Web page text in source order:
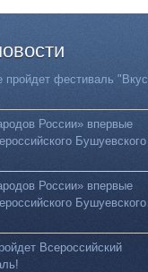
пройдет фестиваль "Вкус
России» впервые
Бушуевского
России» впервые
Бушуевского
Всероссийский